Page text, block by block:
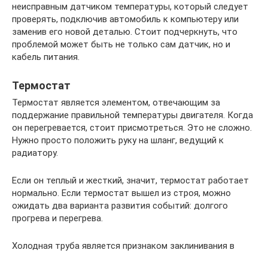
неисправным датчиком температуры, который следует
проверять, подключив автомобиль к компьютеру или
заменив его новой деталью. Стоит подчеркнуть, что
проблемой может быть не только сам датчик, но и
кабель питания.
Термостат
Термостат является элементом, отвечающим за
поддержание правильной температуры двигателя. Когда
он перегревается, стоит присмотреться. Это не сложно.
Нужно просто положить руку на шланг, ведущий к
радиатору.
Если он теплый и жесткий, значит, термостат работает
нормально. Если термостат вышел из строя, можно
ожидать два варианта развития событий: долгого
прогрева и перегрева.
Холодная труба является признаком заклинивания в